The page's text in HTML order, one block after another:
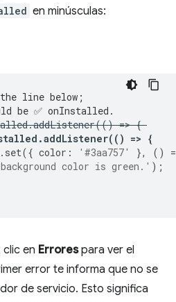
en minúsculas:
line below;
be ✅ onInstalled.
.addListener(() => {
.addListener(() => {
. set({ color : '#3aa757' }, ()
=
color is green.' );
clic en Errorespara ver el
error te informa que no se
de servicio. Esto significa